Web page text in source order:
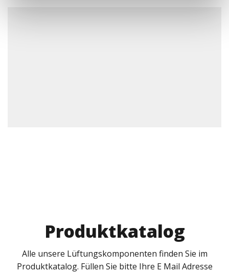
Produktkatalog
Alle unsere Lüftungskomponenten finden Sie im
Produktkatalog. Füllen Sie bitte Ihre E Mail Adresse